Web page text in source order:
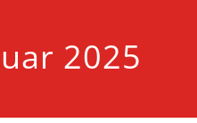
2025